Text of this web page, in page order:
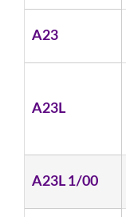
A23
A23L
A23L 1/00